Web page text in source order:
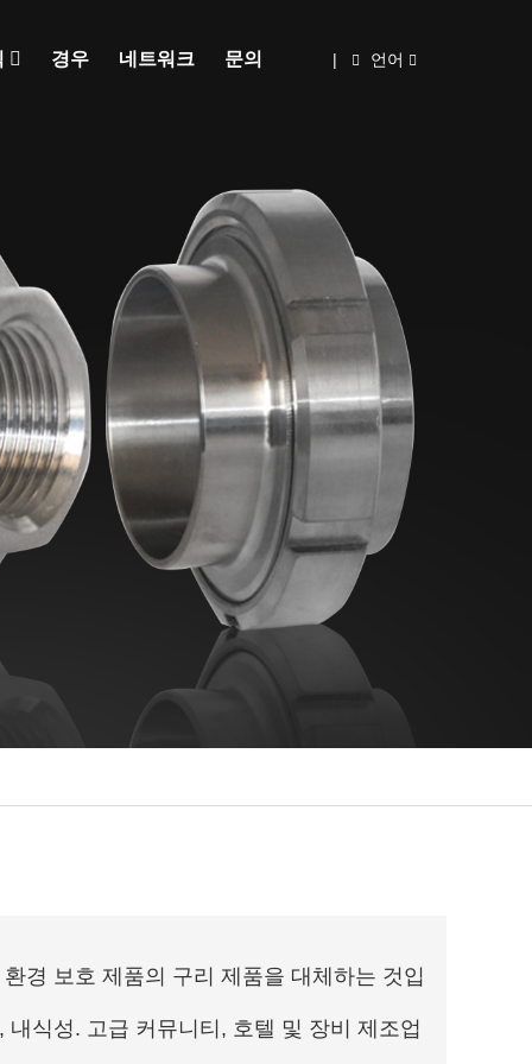
경우 네트워크 문의 | 언어
경 보호 제품의 구리 제품을 대체하는 것입
식성. 고급 커뮤니티, 호텔 및 장비 제조업